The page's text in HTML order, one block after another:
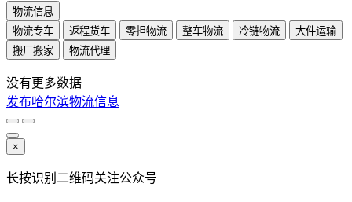
物流信息
物流专车
返程货车 零担物流 整车物流 冷链物流
大件运输
搬厂搬家
物流代理
没有更多数据
发布哈尔滨物流信息
×
长按识别二维码关注公众号